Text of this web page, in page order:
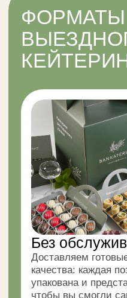
Анимационные
Устанавливаем оригинальные
гастрономические станции,
готовит в присутствии гостей,
процесс приготовления и
в изящное представление с
к деталям и оформлению